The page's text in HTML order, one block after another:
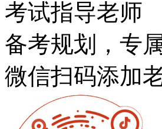
考试指导老师
备考规划，专
微信扫码添加